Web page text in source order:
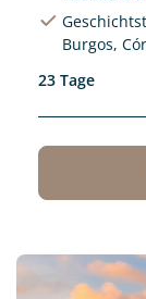
Burgos,
23 Tage
Neu